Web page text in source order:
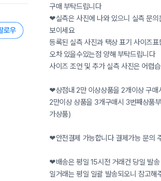
구매 부탁드립니다
❤실측은 사진에 나와 있으니 실측 문
보이세요
등록된 실측 사진과 택상 표기 사이즈
오차 있을수있는점 양해 부탁드립니다
사이즈 조언 및 추가 실측 사진은 어렵
❤상점내 2만 이상상품을 2개이상 구매
2만이상 상품을 3개구매시 3번째상품
가상품)
❤안전결제 가능합니다 결제가능 문의
❤배송은 평일 15시전 거래건 당일 발
일거래는 평일 일괄 발송되오니 참고해